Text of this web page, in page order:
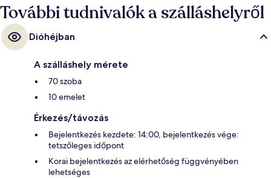
További tudnivalók a szálláshelyről
Dióhéjban
A szálláshely mérete
70 szoba
10 emelet
Érkezés/távozás
Bejelentkezés kezdete: 14:00, bejelentkezés vége:
tetszőleges időpont
Korai bejelentkezés az elérhetőség függvényében
lehetséges